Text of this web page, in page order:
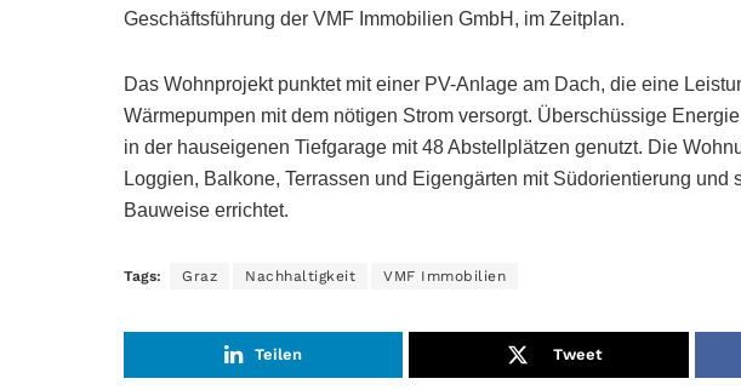
Geschäftsführung der VMF Immobilien GmbH, im Zeitplan.
Das Wohnprojekt punktet mit einer PV-Anlage am Dach, die eine
Wärmepumpen mit dem nötigen Strom versorgt. Überschüssige
in der hauseigenen Tiefgarage mit 48 Abstellplätzen genutzt. Die
Loggien, Balkone, Terrassen und Eigengärten mit Südorientierung und
Bauweise errichtet.
Tags: Graz Nachhaltigkeit VMF Immobilien
Teilen Tweet